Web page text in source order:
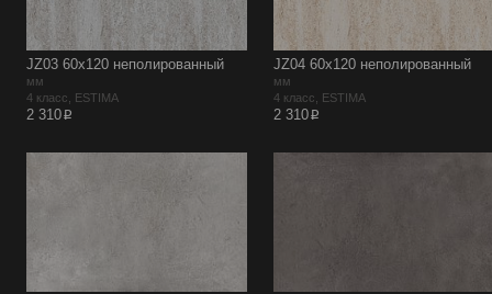
JZ03 60х120 неполированный
мм
4 класс, ESTIMA
2 310p
JZ04 60х120 неполированный
мм
4 класс, ESTIMA
2 310p